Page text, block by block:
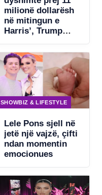
milionë dollarësh
në mitingun e
Harris’, Trump
penale për
Beyonce
SHOWBIZ & LIFESTYLE
Lele Pons sjell në
jetë një vajzë, çifti
ndan momentin
emocionues